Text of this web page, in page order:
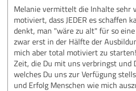
Melanie vermittelt die Inhalte sehr
motiviert, dass JEDER es schaffen
denkt, man "wäre zu alt" für so
zwar erst in der Hälfte der
mich aber total motiviert zu
Zeit, die Du mit uns verbringst und
welches Du uns zur Verfügung
und Erfolg Menschen wie mich